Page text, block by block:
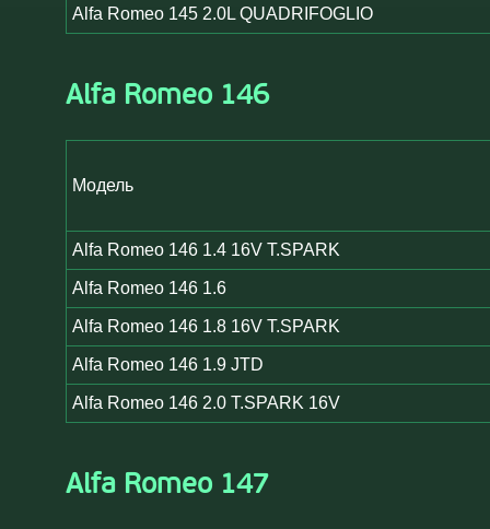
Alfa Romeo 145 2.0L QUADRIFOGLIO
Alfa Romeo 146
Модель
Alfa Romeo 146 1.4 16V T.SPARK
Alfa Romeo 146 1.6
Alfa Romeo 146 1.8 16V T.SPARK
Alfa Romeo 146 1.9 JTD
Alfa Romeo 146 2.0 T.SPARK 16V
Alfa Romeo 147